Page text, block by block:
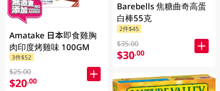
Amatake 日本即食雞胸
肉印度烤雞味 100GM
3件$52
$25.00
$20.00
Barebells 焦糖曲奇高蛋
白棒55克
2件$45
$35.00
$30.00